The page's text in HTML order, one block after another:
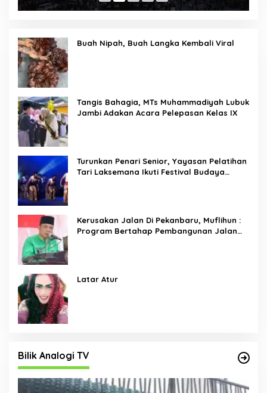
Buah Nipah, Buah Langka Kembali Viral
Tangis Bahagia, MTs Muhammadiyah Lubuk
Jambi Adakan Acara Pelepasan Kelas IX
Turunkan Penari Senior, Yayasan Pelatihan
Tari Laksemana Ikuti Festival Budaya
Kerusakan Jalan Di Pekanbaru, Muflihun :
Program Bertahap Pembangunan Jalan
Latar Atur
Bilik Analogi TV